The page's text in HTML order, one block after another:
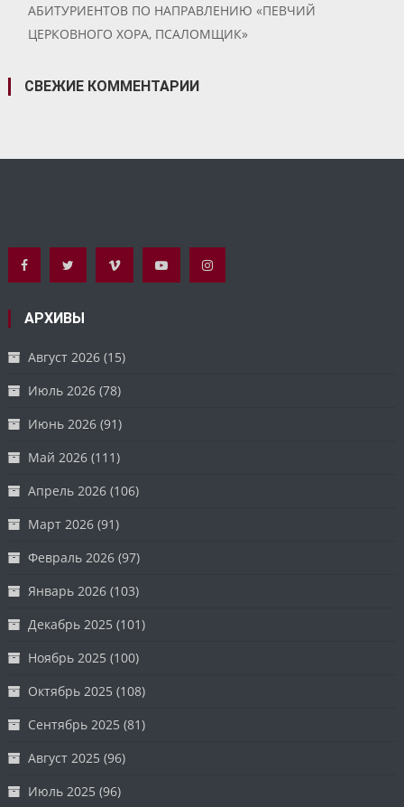
АБИТУРИЕНТОВ ПО НАПРАВЛЕНИЮ «ПЕВЧИЙ
ЦЕРКОВНОГО ХОРА, ПСАЛОМЩИК»
СВЕЖИЕ КОММЕНТАРИИ
АРХИВЫ
Август 2026 (15)
Июль 2026 (78)
Июнь 2026 (91)
Май 2026 (111)
Апрель 2026 (106)
Март 2026 (91)
Февраль 2026 (97)
Январь 2026 (103)
Декабрь 2025 (101)
Ноябрь 2025 (100)
Октябрь 2025 (108)
Сентябрь 2025 (81)
Август 2025 (96)
Июль 2025 (96)